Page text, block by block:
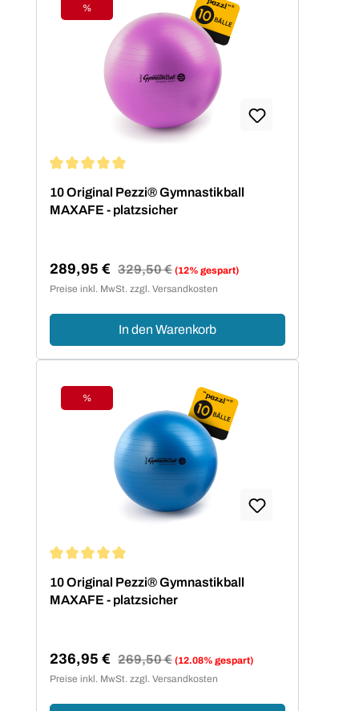
Rabatt
%
10 Original Pezzi® Gymnastikball
MAXAFE - platzsicher
Verkaufspreis:
289,95 € Regulärer Preis:
329,50 € (12% gespart)
Preise inkl. MwSt. zzgl. Versandkosten
In den Warenkorb
Rabatt
%
10 Original Pezzi® Gymnastikball
MAXAFE - platzsicher
Verkaufspreis:
236,95 € Regulärer Preis:
269,50 € (12.08% gespart)
Preise inkl. MwSt. zzgl. Versandkosten